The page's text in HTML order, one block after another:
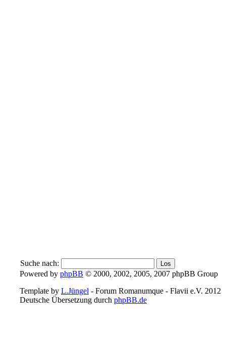
Suche nach:
Powered by phpBB © 2000, 2002, 2005, 2007 phpBB Group
Template by L.Jüngel - Forum Romanumque - Flavii e.V. 2012
Deutsche Übersetzung durch phpBB.de